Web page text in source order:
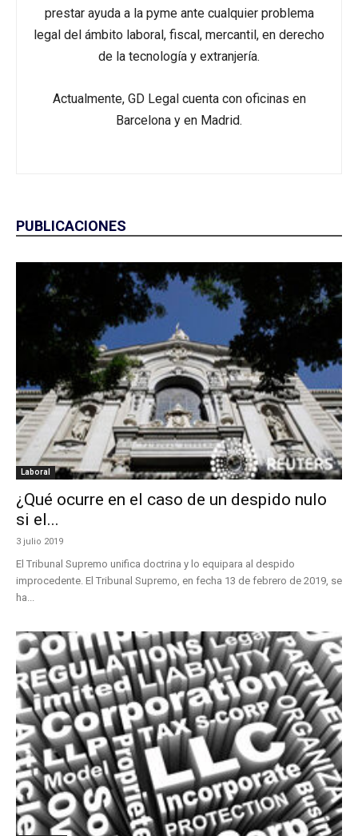
prestar ayuda a la pyme ante cualquier problema
legal del ámbito laboral, fiscal, mercantil, en derecho
de la tecnología y extranjería.
Actualmente, GD Legal cuenta con oficinas en
Barcelona y en Madrid.
PUBLICACIONES
Laboral
¿Qué ocurre en el caso de un despido nulo
si el...
3 julio 2019
El Tribunal Supremo unifica doctrina y lo equipara al despido
improcedente. El Tribunal Supremo, en fecha 13 de febrero de 2019, se
ha...